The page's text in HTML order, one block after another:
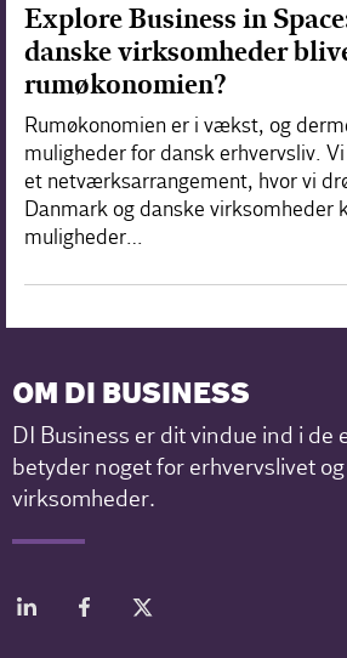
Explore Business in
danske virksomheder
rumøkonomien?
Rumøkonomien er i vækst, og
muligheder for dansk erhvervsliv.
et netværksarrangement, hvor vi
Danmark og danske virksomheder
muligheder…
OM DI BUSINESS
DI Business er dit vindue ind i de
betyder noget for erhvervslivet
virksomheder.